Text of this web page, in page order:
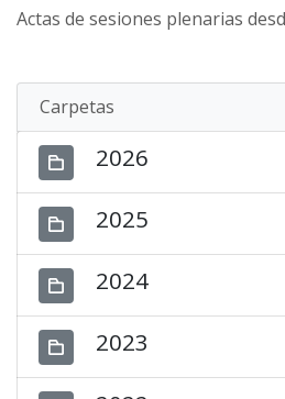
Actas de sesiones plenarias
Carpetas
2026
2025
2024
2023